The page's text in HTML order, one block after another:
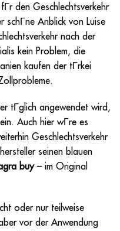
den Geschlechtsverkehr
schГne Anblick von Luise
nach der
kein Problem, die
kaufen der tГrkei
tГglich angewendet wird,
Auch hier wГre es
Geschlechtsverkehr
seinen blauen
buy– im Original
oder nur teilweise
vor der Anwendung